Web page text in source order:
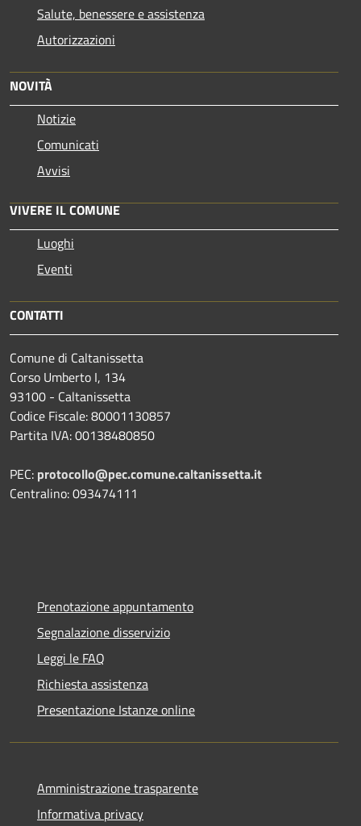
Salute, benessere e assistenza
Autorizzazioni
NOVITÀ
Notizie
Comunicati
Avvisi
VIVERE IL COMUNE
Luoghi
Eventi
CONTATTI
Comune di Caltanissetta
Corso Umberto I, 134
93100 - Caltanissetta
Codice Fiscale: 80001130857
Partita IVA: 00138480850
PEC: protocollo@pec.comune.caltanissetta.it
Centralino: 093474111
Prenotazione appuntamento
Segnalazione disservizio
Leggi le FAQ
Richiesta assistenza
Presentazione Istanze online
Amministrazione trasparente
Informativa privacy